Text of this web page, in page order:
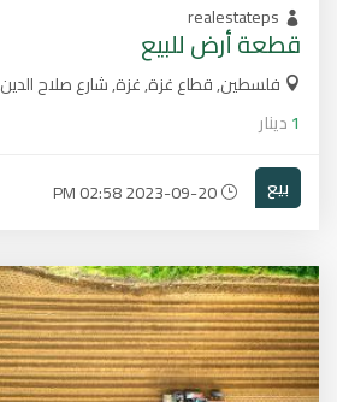
realestateps
قطعة أرض للبيع
فلسطين, قطاع غزة, غزة, شارع صلاح الدين
1دينار
بيع